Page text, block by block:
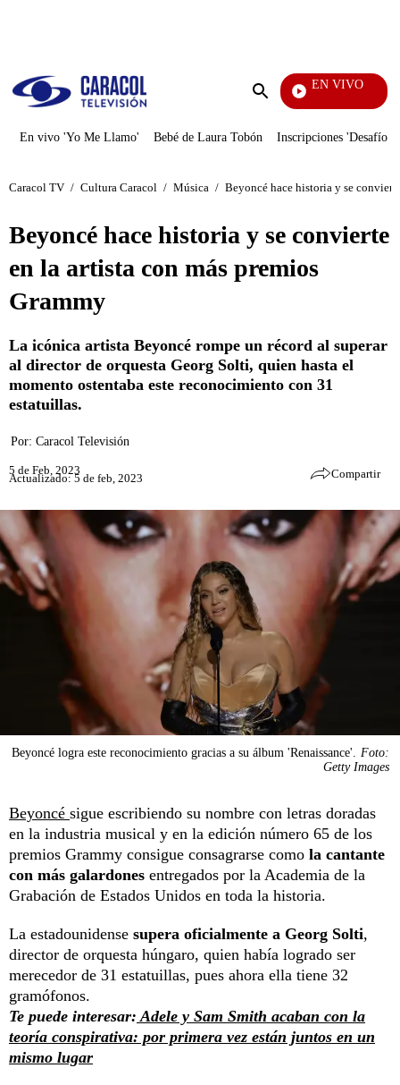
Enviar
EN VIVO
En vivo 'Yo Me Llamo' Bebé de Laura Tobón Inscripciones 'Desafío'
Caracol TV / Cultura Caracol / Música / Beyoncé hace historia y se
Beyoncé hace historia y se convierte
en la artista con más premios
Grammy
La icónica artista Beyoncé rompe un récord al superar
al director de orquesta Georg Solti, quien hasta el
momento ostentaba este reconocimiento con 31
estatuillas.
Por: Caracol Televisión
5 de Feb, 2023
Actualizado: 5 de feb, 2023 Compartir
Beyoncé logra este reconocimiento gracias a su álbum 'Renaissance'.
Foto:
Getty Images
Beyoncé sigue escribiendo su nombre con letras doradas
en la industria musical y en la edición número 65 de los
premios Grammy consigue consagrarse como la cantante
con más galardones entregados por la Academia de la
Grabación de Estados Unidos en toda la historia.
La estadounidense supera oficialmente a Georg Solti,
director de orquesta húngaro, quien había logrado ser
merecedor de 31 estatuillas, pues ahora ella tiene 32
gramófonos.
Te puede interesar: Adele y Sam Smith acaban con la
teoría conspirativa: por primera vez están juntos en un
mismo lugar